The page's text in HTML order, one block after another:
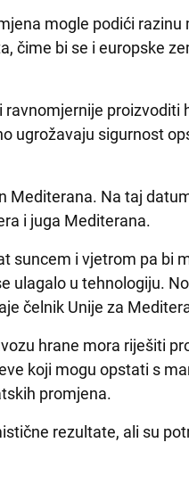
mogle podići razinu
čime bi se i europske
proizvoditi
ugrožavaju sigurnost
Mediterana. Na taj
i juga Mediterana.
suncem i vjetrom pa bi
ulagalo u tehnologiju.
čelnik Unije za
hrane mora riješiti
koji mogu opstati s
promjena.
rezultate, ali su